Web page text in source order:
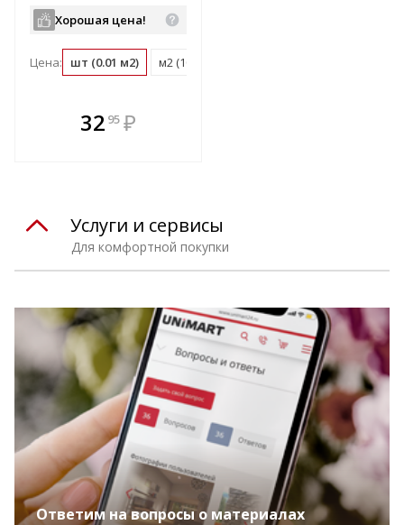
Хорошая цена!
Цена: шт (0.01 м2) м2 (100 шт)
32 95 ₽
Для комфортной покупки
Услуги и сервисы
Ответим на вопросы о материалах